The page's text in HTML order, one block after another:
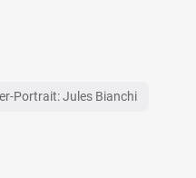
Portrait: Jules Bianchi